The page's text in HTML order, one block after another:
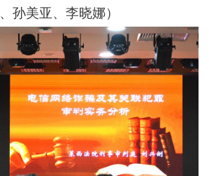
、孙美亚、 李晓娜）